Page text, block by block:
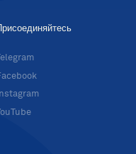
Присоединяйтесь
Telegram
Instagram